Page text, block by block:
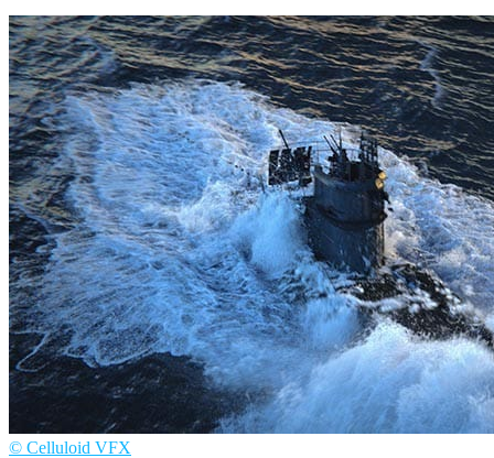
Studio Niskota建筑
© Celluloid VFX